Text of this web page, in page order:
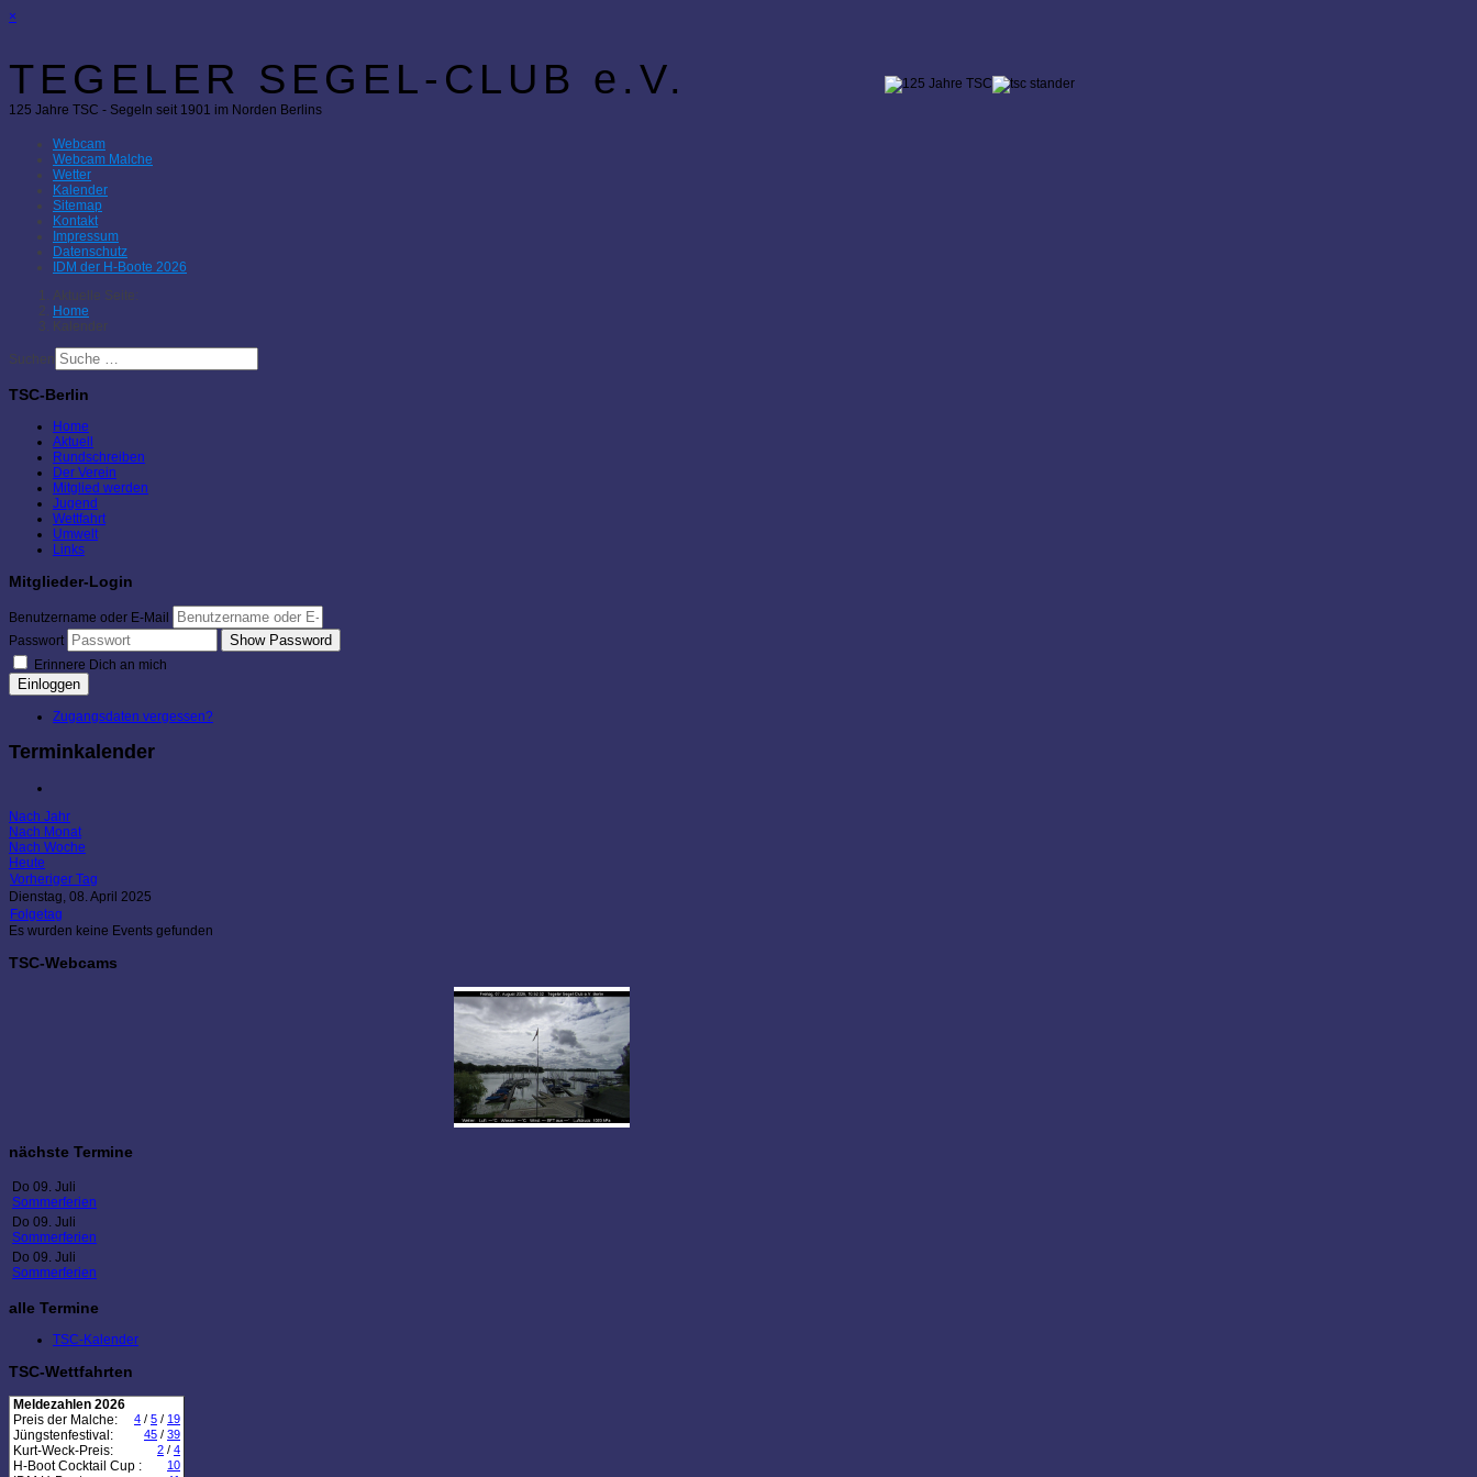
×
TEGELER SEGEL-CLUB e.V.
125 Jahre TSC - Segeln seit 1901 im Norden Berlins
Webcam
Webcam Malche
Wetter
Kalender
Sitemap
Kontakt
Impressum
Datenschutz
IDM der H-Boote 2026
Aktuelle Seite:
Home
Kalender
Suchen
TSC-Berlin
Home
Aktuell
Rundschreiben
Der Verein
Mitglied werden
Jugend
Wettfahrt
Umwelt
Links
Mitglieder-Login
Benutzername oder E-Mail
Passwort
Show Password
Erinnere Dich an mich
Einloggen
Zugangsdaten vergessen?
Terminkalender
Nach Jahr
Nach Monat
Nach Woche
Heute
Vorheriger Tag
Dienstag, 08. April 2025
Folgetag
Es wurden keine Events gefunden
TSC-Webcams
nächste Termine
Do 09. Juli
Sommerferien
Do 09. Juli
Sommerferien
Do 09. Juli
Sommerferien
alle Termine
TSC-Kalender
TSC-Wettfahrten
Meldezahlen 2026
Preis der Malche:
4 / 5 / 19
Jüngstenfestival: 45 / 39
Kurt-Weck-Preis: 2 / 4
H-Boot Cocktail Cup : 10